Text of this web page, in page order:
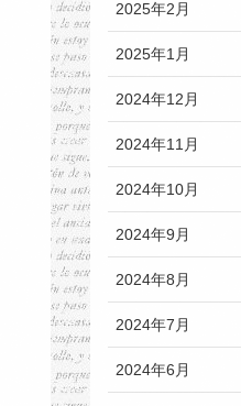
2025年2月
2025年1月
2024年12月
2024年11月
2024年10月
2024年9月
2024年8月
2024年7月
2024年6月